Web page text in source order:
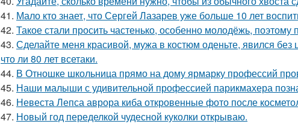
41. Мало кто знает, что Сергей Лазарев уже больше 10 лет
42. Такое стали просить частенько, особенно молодёжь,
43. Сделайте меня красивой, мужа в костюм оденьте, явился
что ли 80 лет всетаки.
44. В Отношке школьница прямо на дому ярмарку профессий
45. Наши малыши с удивительной профессией парикмахера
46. Невеста Лепса аврора киба откровенные фото после
47. Новый год переделкой чудесной куколки открываю.